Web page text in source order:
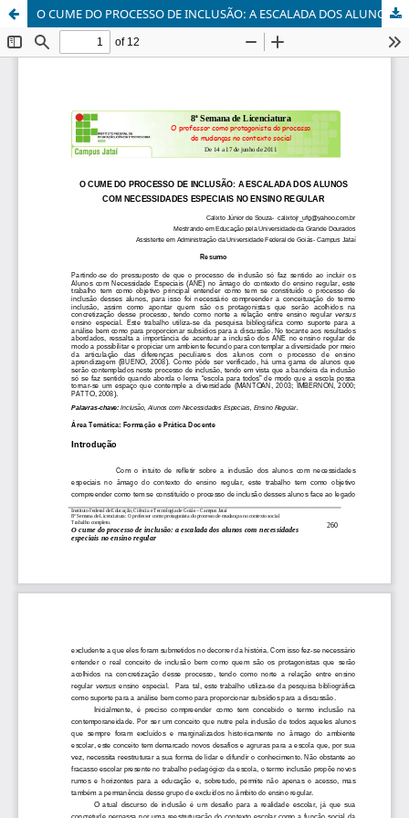
O CUME DO PROCESSO DE INCLUSÃO: A ESCALADA DOS ALUNOS COM NECESSIDADES ESPECIAIS NO ENSINO REGULAR